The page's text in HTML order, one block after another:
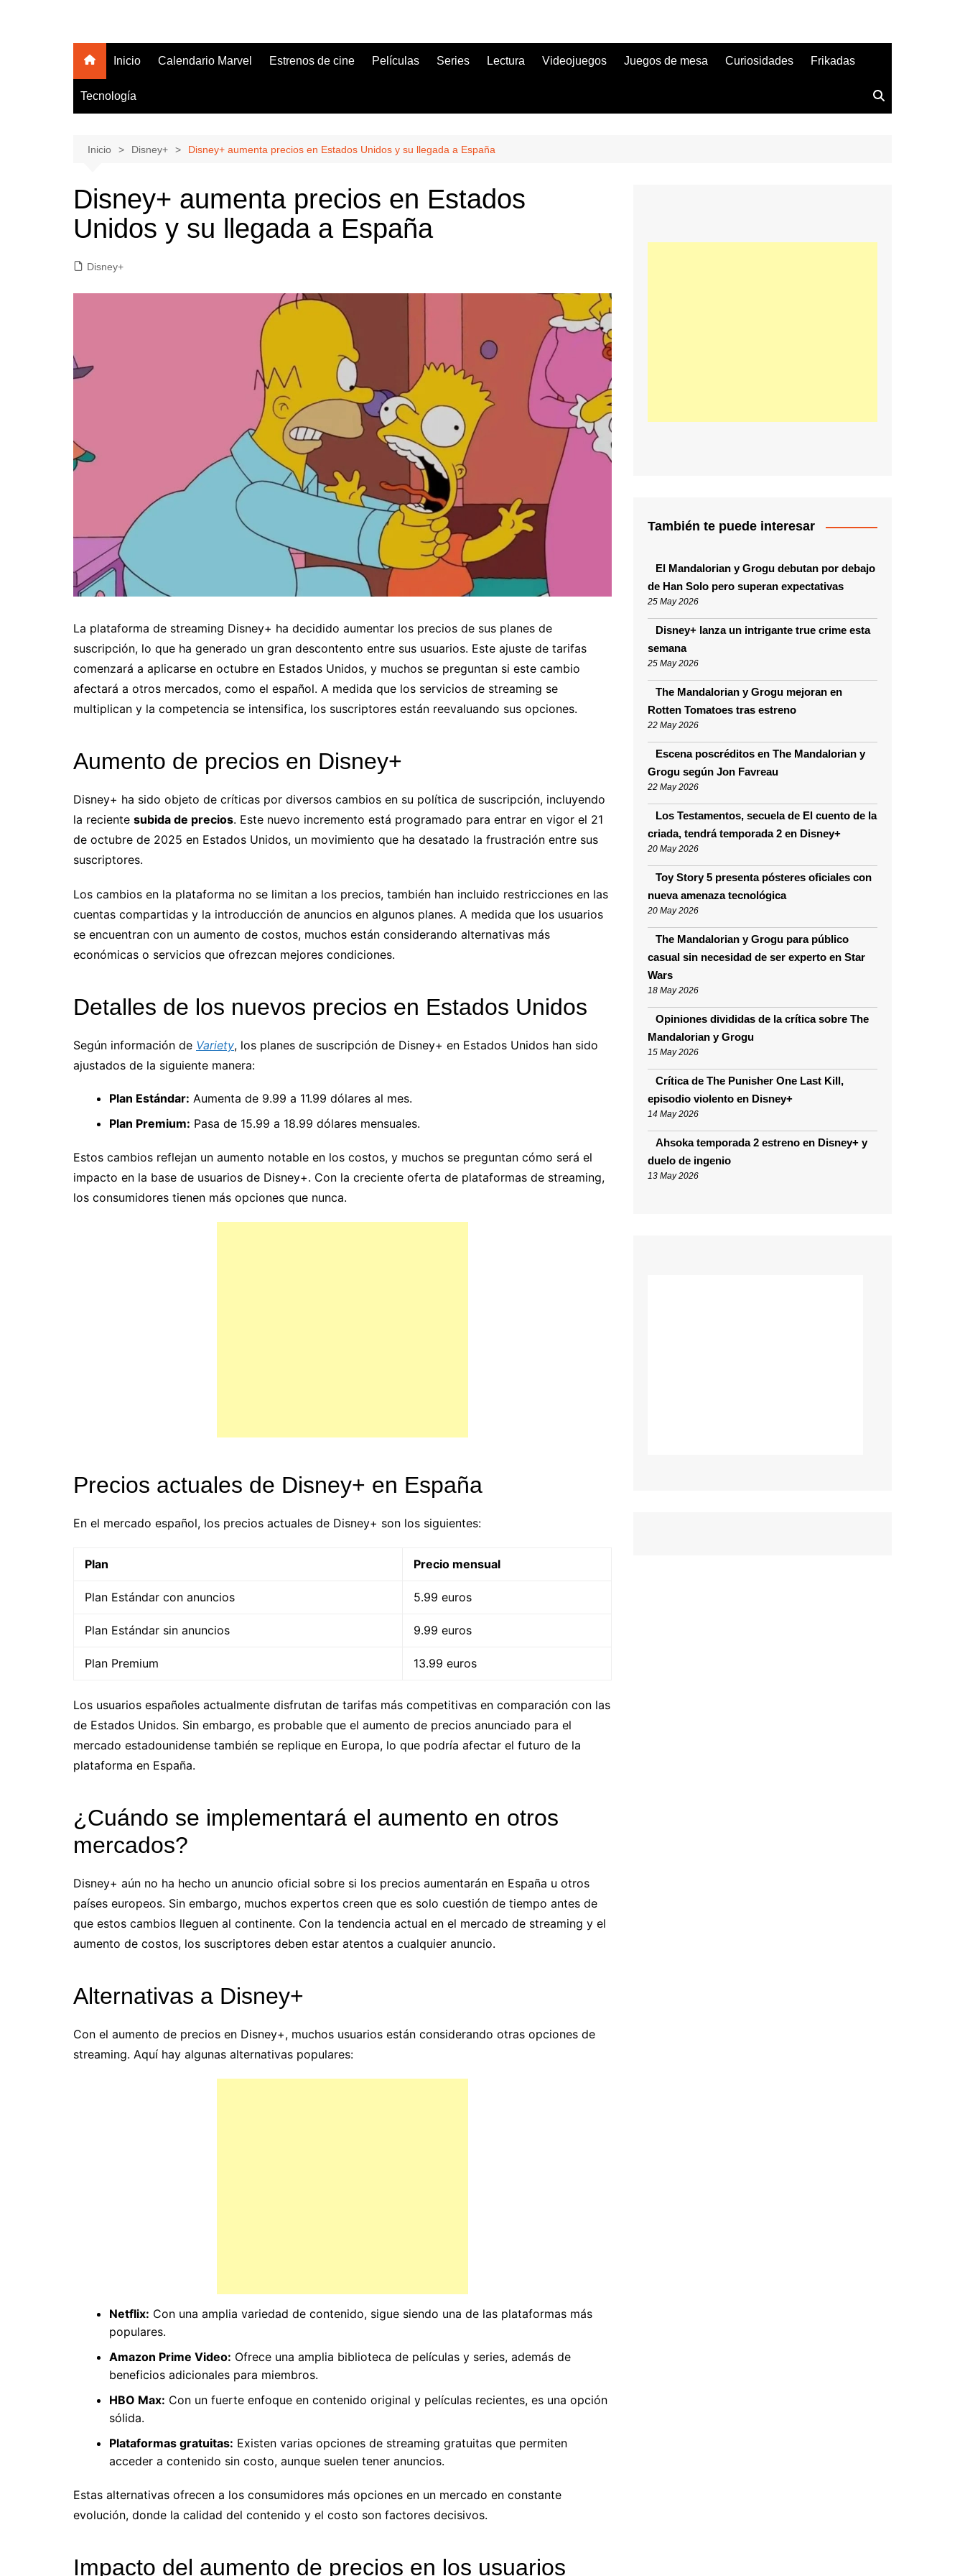
Inicio Calendario Marvel Estrenos de cine Películas Series Lectura Videojuegos Juegos de mesa Curiosidades Frikadas
Tecnología
Inicio Disney+ Disney+ aumenta precios en Estados Unidos y su llegada a España
Disney+ aumenta precios en Estados
Unidos y su llegada a España
Disney+
La plataforma de streaming Disney+ ha decidido aumentar los precios de sus planes de
suscripción, lo que ha generado un gran descontento entre sus usuarios. Este ajuste de tarifas
comenzará a aplicarse en octubre en Estados Unidos, y muchos se preguntan si este cambio
afectará a otros mercados, como el español. A medida que los servicios de streaming se
multiplican y la competencia se intensifica, los suscriptores están reevaluando sus opciones.
Aumento de precios en Disney+
Disney+ ha sido objeto de críticas por diversos cambios en su política de suscripción, incluyendo
la reciente subida de precios. Este nuevo incremento está programado para entrar en vigor el 21
de octubre de 2025 en Estados Unidos, un movimiento que ha desatado la frustración entre sus
suscriptores.
Los cambios en la plataforma no se limitan a los precios, también han incluido restricciones en las
cuentas compartidas y la introducción de anuncios en algunos planes. A medida que los usuarios
se encuentran con un aumento de costos, muchos están considerando alternativas más
económicas o servicios que ofrezcan mejores condiciones.
Detalles de los nuevos precios en Estados Unidos
Según información de Variety, los planes de suscripción de Disney+ en Estados Unidos han sido
ajustados de la siguiente manera:
Plan Estándar: Aumenta de 9.99 a 11.99 dólares al mes.
Plan Premium: Pasa de 15.99 a 18.99 dólares mensuales.
Estos cambios reflejan un aumento notable en los costos, y muchos se preguntan cómo será el
impacto en la base de usuarios de Disney+. Con la creciente oferta de plataformas de streaming,
los consumidores tienen más opciones que nunca.
Precios actuales de Disney+ en España
En el mercado español, los precios actuales de Disney+ son los siguientes:
Plan Precio mensual
Plan Estándar con anuncios 5.99 euros
Plan Estándar sin anuncios 9.99 euros
Plan Premium 13.99 euros
Los usuarios españoles actualmente disfrutan de tarifas más competitivas en comparación con las
de Estados Unidos. Sin embargo, es probable que el aumento de precios anunciado para el
mercado estadounidense también se replique en Europa, lo que podría afectar el futuro de la
plataforma en España.
¿Cuándo se implementará el aumento en otros
mercados?
Disney+ aún no ha hecho un anuncio oficial sobre si los precios aumentarán en España u otros
países europeos. Sin embargo, muchos expertos creen que es solo cuestión de tiempo antes de
que estos cambios lleguen al continente. Con la tendencia actual en el mercado de streaming y el
aumento de costos, los suscriptores deben estar atentos a cualquier anuncio.
Alternativas a Disney+
Con el aumento de precios en Disney+, muchos usuarios están considerando otras opciones de
streaming. Aquí hay algunas alternativas populares:
Netflix: Con una amplia variedad de contenido, sigue siendo una de las plataformas más
populares.
Amazon Prime Video: Ofrece una amplia biblioteca de películas y series, además de
beneficios adicionales para miembros.
HBO Max: Con un fuerte enfoque en contenido original y películas recientes, es una opción
sólida.
Plataformas gratuitas: Existen varias opciones de streaming gratuitas que permiten
acceder a contenido sin costo, aunque suelen tener anuncios.
Estas alternativas ofrecen a los consumidores más opciones en un mercado en constante
evolución, donde la calidad del contenido y el costo son factores decisivos.
Impacto del aumento de precios en los usuarios
También te puede interesar
El Mandalorian y Grogu debutan por debajo
de Han Solo pero superan expectativas
25 May 2026
Disney+ lanza un intrigante true crime esta
semana
25 May 2026
The Mandalorian y Grogu mejoran en
Rotten Tomatoes tras estreno
22 May 2026
Escena poscréditos en The Mandalorian y
Grogu según Jon Favreau
22 May 2026
Los Testamentos, secuela de El cuento de la
criada, tendrá temporada 2 en Disney+
20 May 2026
Toy Story 5 presenta pósteres oficiales con
nueva amenaza tecnológica
20 May 2026
The Mandalorian y Grogu para público
casual sin necesidad de ser experto en Star
Wars
18 May 2026
Opiniones divididas de la crítica sobre The
Mandalorian y Grogu
15 May 2026
Crítica de The Punisher One Last Kill,
episodio violento en Disney+
14 May 2026
Ahsoka temporada 2 estreno en Disney+ y
duelo de ingenio
13 May 2026